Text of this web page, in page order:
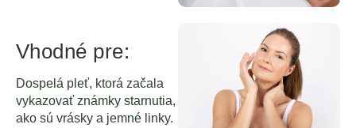
Vhodné pre:
Dospelá pleť, ktorá začala
vykazovať známky starnutia,
ako sú vrásky a jemné linky.